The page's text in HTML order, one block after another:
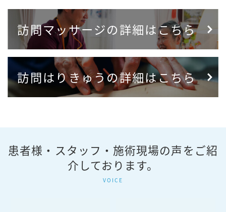
訪問マッサージの詳細はこちら
訪問はりきゅうの詳細はこちら
患者様・スタッフ・施術現場の声をご紹
介しております。
VOICE